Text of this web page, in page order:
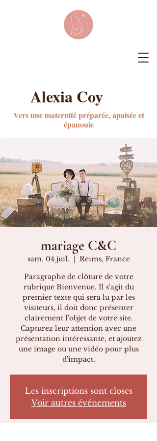
Vers une maternité préparée, apaisée et
épanouie
Alexia Coy
mariage C&C
sam. 04 juil.
  |
Reims, France
Paragraphe de clôture de votre
rubrique Bienvenue. Il s'agit du
premier texte qui sera lu par les
visiteurs, il doit donc présenter
clairement l'objet de votre site.
Capturez leur attention avec une
présentation intéressante, et ajoutez
une image ou une vidéo pour plus
d'impact.
Les inscriptions sont closes
Voir autres événements